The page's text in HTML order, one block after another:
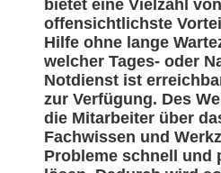
bietet eine Vielzahl
offensichtlichste
Hilfe ohne lange
welcher Tages- oder
Notdienst ist
zur Verfügung. Des
die Mitarbeiter über
Fachwissen und
Probleme schnell und